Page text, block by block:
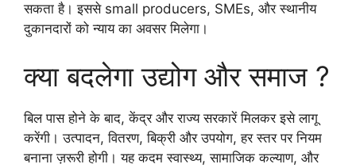
सकता है। इससे small producers, SMEs, और स्थानीय
दुकानदारों को न्याय का अवसर मिलेगा।
क्या बदलेगा उद्योग और समाज ?
बिल पास होने के बाद, केंद्र और राज्य सरकारें मिलकर इसे लागू
करेंगी। उत्पादन, वितरण, बिक्री और उपयोग, हर स्तर पर नियम
बनाना ज़रूरी होगी। यह कदम स्वास्थ्य, सामाजिक कल्याण, और